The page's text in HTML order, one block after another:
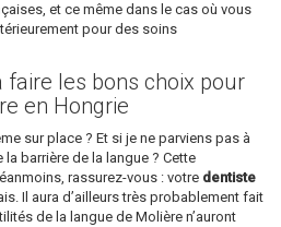
et ce même dans le cas où vous
pour des soins
faire les bons choix pour
en Hongrie
sur place ? Et si je ne parviens pas à
barrière de la langue ? Cette
rassurez-vous : votre dentiste
Il aura d’ailleurs très probablement fait
de la langue de Molière n’auront